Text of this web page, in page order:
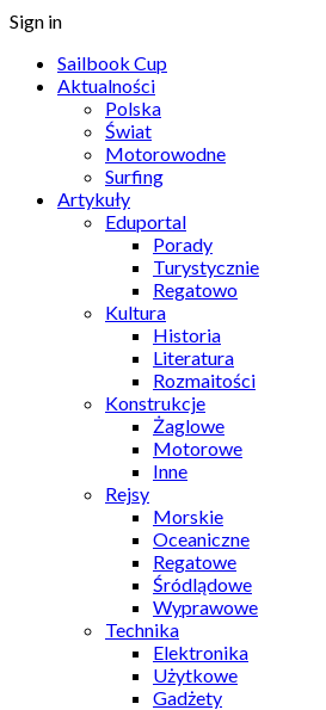
Sign in
Sailbook Cup
Aktualności
Polska
Świat
Motorowodne
Surfing
Artykuły
Eduportal
Porady
Turystycznie
Regatowo
Kultura
Historia
Literatura
Rozmaitości
Konstrukcje
Żaglowe
Motorowe
Inne
Rejsy
Morskie
Oceaniczne
Regatowe
Śródlądowe
Wyprawowe
Technika
Elektronika
Użytkowe
Gadżety